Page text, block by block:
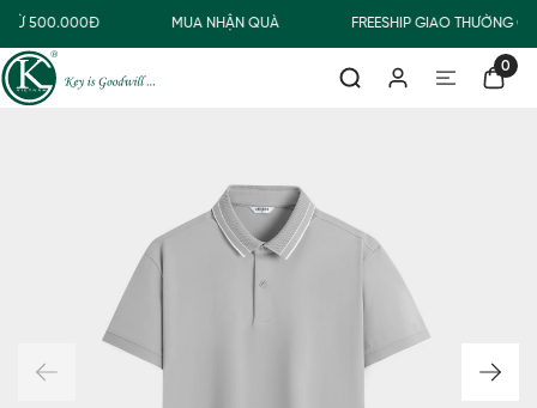
TỪ 500.000Đ MUA NHẬN QUÀ FREESHIP GIAO THƯỜNG
0